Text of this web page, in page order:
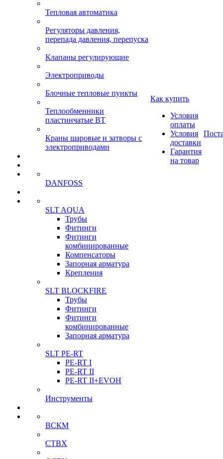
Тепловая автоматика
Регуляторы давления,
перепада давления, перепуска
Клапаны регулирующие
Электроприводы
Блочные тепловые пункты
Теплообменники
пластинчатые ВТ
Краны шаровые и затворы с
электроприводами
DANFOSS
SLT AQUA
Трубы
Фитинги
Фитинги
комбинированные
Компенсаторы
Запорная арматура
Крепления
SLT BLOCKFIRE
Трубы
Фитинги
Фитинги
комбинированные
Запорная арматура
SLT PE-RT
PE-RT I
PE-RT II
PE-RT II+EVOH
Инструменты
ВСКМ
СТВХ
Как купить
Условия
оплаты
Условия
доставки
Гарантия
на товар